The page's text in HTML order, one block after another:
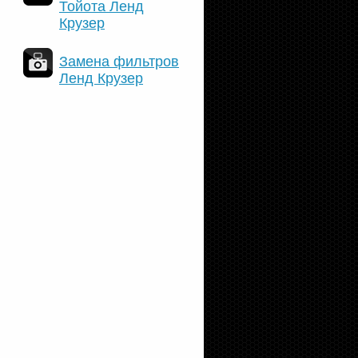
Тойота Ленд
Крузер
Замена фильтров
Ленд Крузер